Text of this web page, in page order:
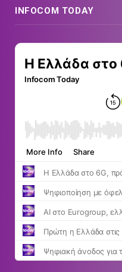
INFOCOM TODAY